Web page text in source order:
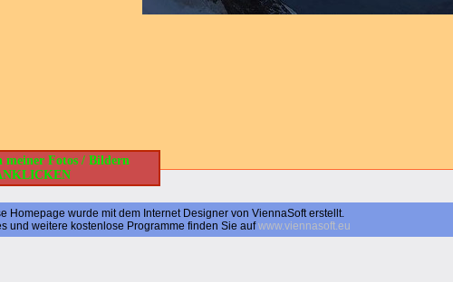
meiner Fotos / Bildern
Homepage wurde mit dem Internet Designer von ViennaSoft erstellt.
und weitere kostenlose Programme finden Sie aufwww.viennasoft.eu